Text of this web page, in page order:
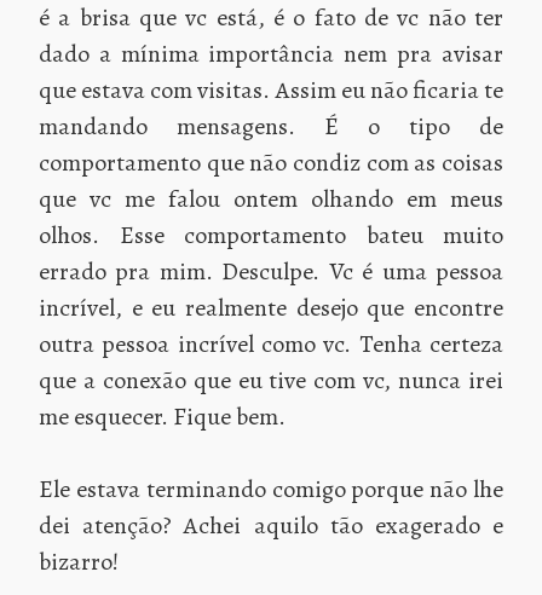
é a brisa que vc está, é o fato de vc não ter
dado a mínima importância nem pra avisar
que estava com visitas. Assim eu não ficaria te
mandando mensagens. É o tipo de
comportamento que não condiz com as coisas
que vc me falou ontem olhando em meus
olhos. Esse comportamento bateu muito
errado pra mim. Desculpe. Vc é uma pessoa
incrível, e eu realmente desejo que encontre
outra pessoa incrível como vc. Tenha certeza
que a conexão que eu tive com vc, nunca irei
me esquecer. Fique bem.
Ele estava terminando comigo porque não lhe
dei atenção? Achei aquilo tão exagerado e
bizarro!